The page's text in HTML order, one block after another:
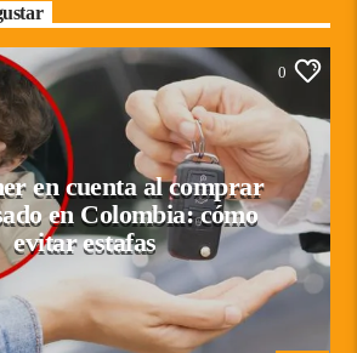
0
en cuenta al comprar
en Colombia: cómo
evitar estafas